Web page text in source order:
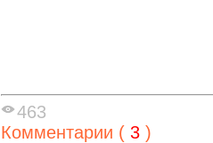
463
Комментарии ( 3 )